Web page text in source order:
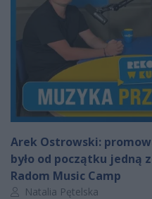
Arek Ostrowski:
było od początku jedną
Radom Music Camp
Autor artykułu:
Natalia Pętelska